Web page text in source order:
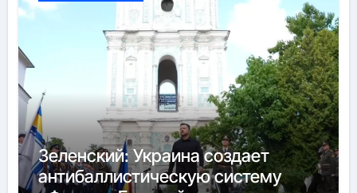
Зеленский: Украина создает
антибаллистическую систему